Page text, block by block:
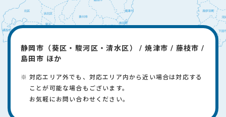
静岡市（葵区・駿河区・清水区） / 焼津市 / 藤枝市 /
島田市 ほか
対応エリア外でも、対応エリア内から近い場合は対応する
ことが可能な場合もございます。
​お気軽にお問い合わせください。